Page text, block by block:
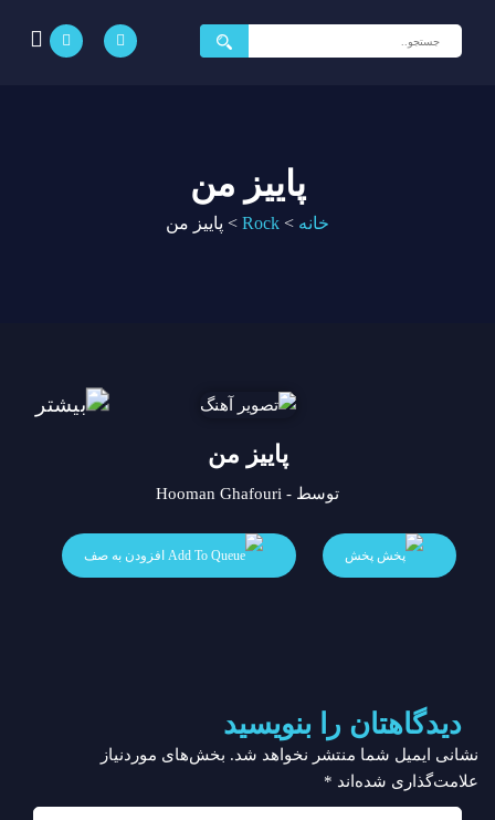
جستجو
برای:
پاییز من
خانه >
Rock
> پاییز من
پاییز من
توسط - Hooman Ghafouri
پخش افزودن به صف
دیدگاهتان را بنویسید
نشانی ایمیل شما منتشر نخواهد شد. بخش‌های موردنیاز
علامت‌گذاری شده‌اند *